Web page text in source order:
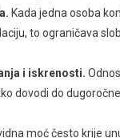
Kada jedna osoba
to ograničava
i iskrenosti.
dovodi do
moć često krije